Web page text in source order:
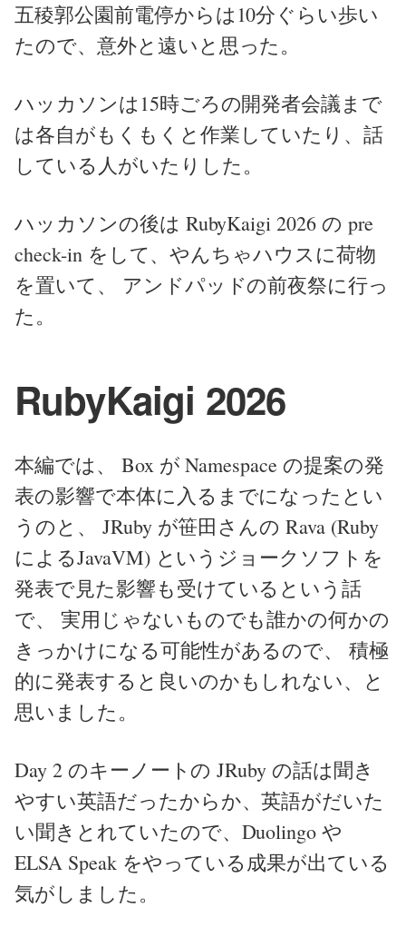
五稜郭公園前電停からは10分ぐらい歩い
たので、意外と遠いと思った。
ハッカソンは15時ごろの開発者会議まで
は各自がもくもくと作業していたり、話
している人がいたりした。
ハッカソンの後は RubyKaigi 2026 の pre
check-in をして、やんちゃハウスに荷物
を置いて、 アンドパッドの前夜祭に行っ
た。
RubyKaigi 2026
本編では、 Box が Namespace の提案の発
表の影響で本体に入るまでになったとい
うのと、 JRuby が笹田さんの Rava (Ruby
によるJavaVM) というジョークソフトを
発表で見た影響も受けているという話
で、 実用じゃないものでも誰かの何かの
きっかけになる可能性があるので、 積極
的に発表すると良いのかもしれない、と
思いました。
Day 2 のキーノートの JRuby の話は聞き
やすい英語だったからか、英語がだいた
い聞きとれていたので、Duolingo や
ELSA Speak をやっている成果が出ている
気がしました。